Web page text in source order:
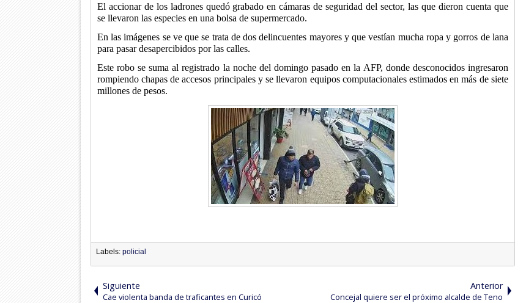
El accionar de los ladrones quedó grabado en cámaras de seguridad del sector, las que dieron cuenta que
se llevaron las especies en una bolsa de supermercado.
En las imágenes se ve que se trata de dos delincuentes mayores y que vestían mucha ropa y gorros de lana
para pasar desapercibidos por las calles.
Este robo se suma al registrado la noche del domingo pasado en la AFP, donde desconocidos ingresaron
rompiendo chapas de accesos principales y se llevaron equipos computacionales estimados en más de siete
millones de pesos.
Labels: policial
Siguiente
Cae violenta banda de traficantes en Curicó
Anterior
Concejal quiere ser el próximo alcalde de Teno